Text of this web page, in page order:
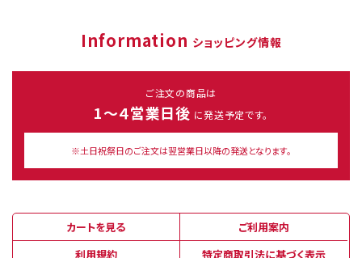
Information ショッピング情報
ご注文の商品は
1～４営業日後 に発送予定です。
※土日祝祭日のご注文は翌営業日以降の発送となります。
カートを見る
ご利用案内
利用規約
特定商取引法に基づく表示